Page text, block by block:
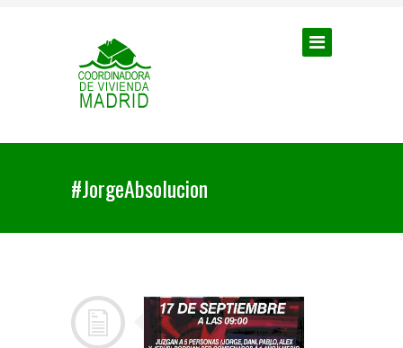
#JorgeAbsolucion